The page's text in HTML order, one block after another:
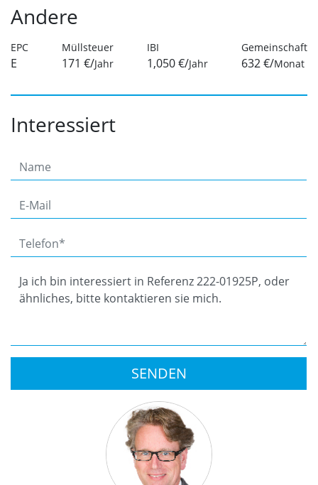
Andere
EPC
E
Müllsteuer
171 €/Jahr
IBI
1,050 €/Jahr
Gemeinschaft
632 €/Monat
Interessiert
SENDEN